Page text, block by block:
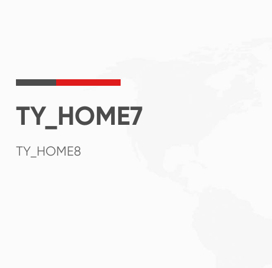
TY_HOME7
TY_HOME8